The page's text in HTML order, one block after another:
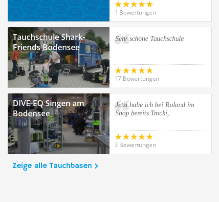
1 Bewertungen
Tauchschule Shark-
Friends Bodensee
Sehr schöne Tauchschule
17 Bewertungen
DIVE-EQ Singen am
Bodensee
Jetzt habe ich bei Roland im
Shop bereits Trocki,
3 Bewertungen
Zeige alle Tauchbasen